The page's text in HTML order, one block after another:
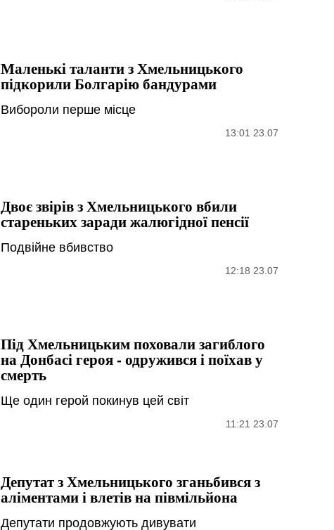
Маленькі таланти з Хмельницького
підкорили Болгарію бандурами
Вибороли перше місце
13:01 23.07
Двоє звірів з Хмельницького вбили
стареньких заради жалюгідної пенсії
Подвійне вбивство
12:18 23.07
Під Хмельницьким поховали загиблого
на Донбасі героя - одружився і поїхав у
смерть
Ще один герой покинув цей світ
11:21 23.07
Депутат з Хмельницького зганьбився з
аліментами і влетів на півмільйона
Депутати продовжують дивувати